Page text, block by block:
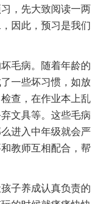
，先大致阅读一两
因此，预习是我们
毛病。随着年龄的
一些坏习惯，如放
查，在作业本上乱
文具等。这些毛病
进入中年级就会严
教师互相配合，帮
子养成认真负责的